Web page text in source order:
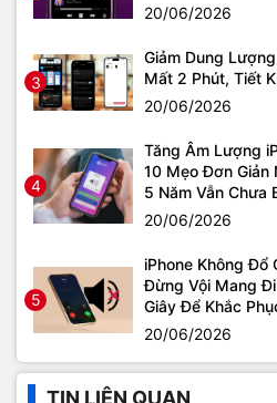
20/06/2026
3
Giảm Dung
Mất 2 Phút, Tiết
20/06/2026
4
Tăng Âm Lượng
10 Mẹo Đơn Giản
5 Năm Vẫn Chưa
20/06/2026
5
iPhone Không Đổ
Đừng Vội Mang
Giây Để Khắc
20/06/2026
TIN LIÊN QUAN